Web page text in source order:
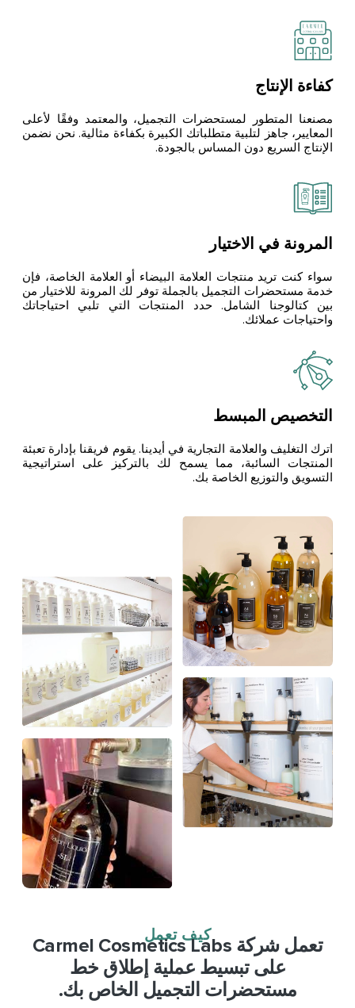
كفاءة الإنتاج
مصنعنا المتطور لمستحضرات التجميل، والمعتمد وفقًا لأعلى
المعايير، جاهز لتلبية متطلباتك الكبيرة بكفاءة مثالية. نحن نضمن
الإنتاج السريع دون المساس بالجودة.
المرونة في الاختيار
سواء كنت تريد منتجات العلامة البيضاء أو العلامة الخاصة، فإن
خدمة مستحضرات التجميل بالجملة توفر لك المرونة للاختيار من
بين كتالوجنا الشامل. حدد المنتجات التي تلبي احتياجاتك
واحتياجات عملائك.
التخصيص المبسط
اترك التغليف والعلامة التجارية في أيدينا. يقوم فريقنا بإدارة تعبئة
المنتجات السائبة، مما يسمح لك بالتركيز على استراتيجية
التسويق والتوزيع الخاصة بك.
كيف تعمل
تعمل شركة Carmel Cosmetics Labs
على تبسيط عملية إطلاق خط
مستحضرات التجميل الخاص بك.